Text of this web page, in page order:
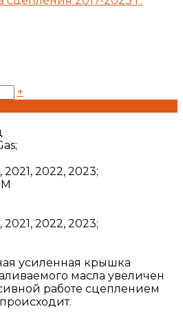
+
2021, 2022, 2023;
2021, 2022, 2023;
усиленная крышка
масла увеличен
работе сцеплением